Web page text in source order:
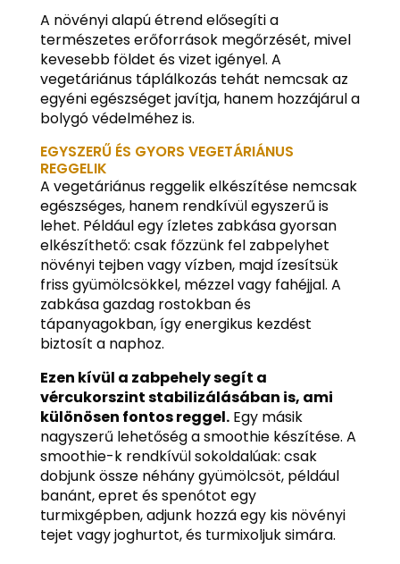
A növényi alapú étrend elősegíti a
természetes erőforrások megőrzését, mivel
kevesebb földet és vizet igényel. A
vegetáriánus táplálkozás tehát nemcsak az
egyéni egészséget javítja, hanem hozzájárul a
bolygó védelméhez is.
EGYSZERŰ ÉS GYORS VEGETÁRIÁNUS
REGGELIK
A vegetáriánus reggelik elkészítése nemcsak
egészséges, hanem rendkívül egyszerű is
lehet. Például egy ízletes zabkása gyorsan
elkészíthető: csak főzzünk fel zabpelyhet
növényi tejben vagy vízben, majd ízesítsük
friss gyümölcsökkel, mézzel vagy fahéjjal. A
zabkása gazdag rostokban és
tápanyagokban, így energikus kezdést
biztosít a naphoz.
Ezen kívül a zabpehely segít a
vércukorszint stabilizálásában is, ami
különösen fontos reggel.Egy másik
nagyszerű lehetőség a smoothie készítése. A
smoothie-k rendkívül sokoldalúak: csak
dobjunk össze néhány gyümölcsöt, például
banánt, epret és spenótot egy
turmixgépben, adjunk hozzá egy kis növényi
tejet vagy joghurtot, és turmixoljuk simára.